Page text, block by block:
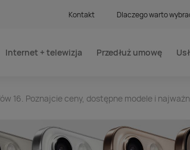
Kontakt Dlaczego warto
Internet + telewizja Przedłuż umowę
16. Poznajcie ceny, dostępne modele i